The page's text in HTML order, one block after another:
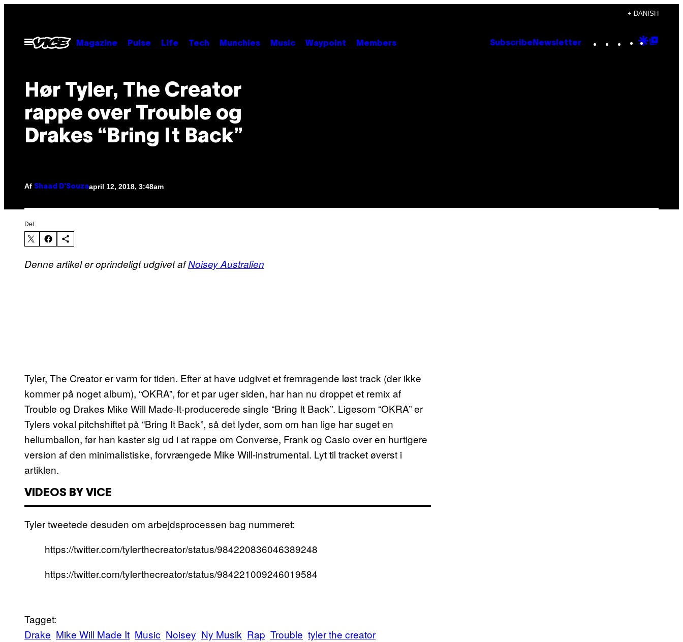
indhold
+ DANISH
Åbn
Menu
Magazine Pulse Life Tech Munchies Music Waypoint Members Subscribe Newsletter Instagram
TikTok
YouTube
Google
Hør Tyler, The Creator
rappe over Trouble og
Drakes “Bring It Back”
Af Shaad D’Souzaapril 12, 2018, 3:48am
Del
Denne artikel er oprindeligt udgivet afNoisey Australien
Tyler, The Creator er varm for tiden. Efter at have udgivet et fremragende løst track (der ikke
kommer på noget album), “OKRA”, for et par uger siden, har han nu droppet et remix af
Trouble og Drakes Mike Will Made-It-producerede single “Bring It Back”. Ligesom “OKRA” er
Tylers vokal pitchshiftet på “Bring It Back”, så det lyder, som om han lige har suget en
heliumballon, før han kaster sig ud i at rappe om Converse, Frank og Casio over en hurtigere
version af den minimalistiske, forvrængede Mike Will-instrumental. Lyt til tracket øverst i
artiklen.
VIDEOS BY VICE
Tyler tweetede desuden om arbejdsprocessen bag nummeret:
https://twitter.com/tylerthecreator/status/984220836046389248
https://twitter.com/tylerthecreator/status/984221009246019584
Tagget:
Drake Mike Will Made It Music Noisey Ny Musik Rap Trouble tyler the creator